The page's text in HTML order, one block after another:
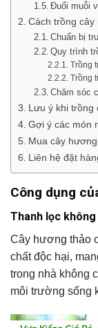
Đuổi muỗi
Cách trồng
Chuẩn bị
Quy trình
Trồng
Trồng
Chăm sóc
Lưu ý khi trồng
Gợi ý các món
Mua cây
Liên hệ đặt
Công dụng
Thanh lọc
Cây hương thảo
chất độc hại,
trong nhà không
môi trường sống